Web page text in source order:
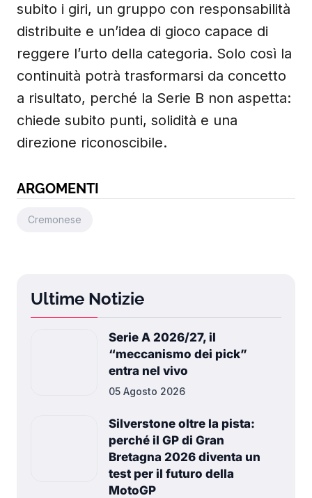
subito i giri, un gruppo con responsabilità
distribuite e un’idea di gioco capace di
reggere l’urto della categoria. Solo così la
continuità potrà trasformarsi da concetto
a risultato, perché la Serie B non aspetta:
chiede subito punti, solidità e una
direzione riconoscibile.
ARGOMENTI
Cremonese
Ultime Notizie
Serie A 2026/27, il
“meccanismo dei pick”
entra nel vivo
05 Agosto 2026
Silverstone oltre la pista:
perché il GP di Gran
Bretagna 2026 diventa un
test per il futuro della
MotoGP